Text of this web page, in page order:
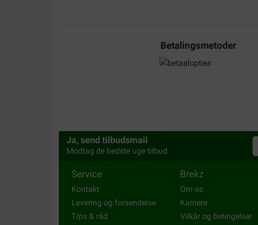
Betalingsmetoder
Ja, send tilbudsmail
Modtag de bedste uge tilbud
Service
Kontakt
Levering og forsendelse
Tips & råd
Brekz
Om os
Karriere
Vilkår og betingelser